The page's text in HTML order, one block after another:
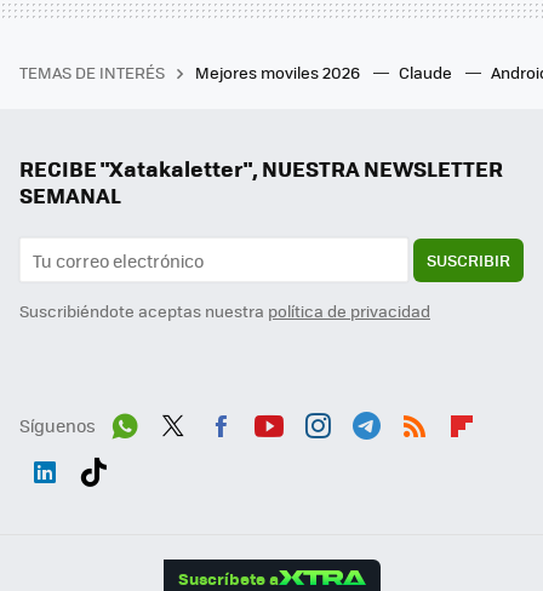
TEMAS DE INTERÉS Mejores moviles 2026 Claude
RECIBE "Xatakaletter", NUESTRA NEWSLETTER
SEMANAL
SUSCRIBIR
Suscribiéndote aceptas nuestra política de privacidad
Síguenos
Suscríbete a